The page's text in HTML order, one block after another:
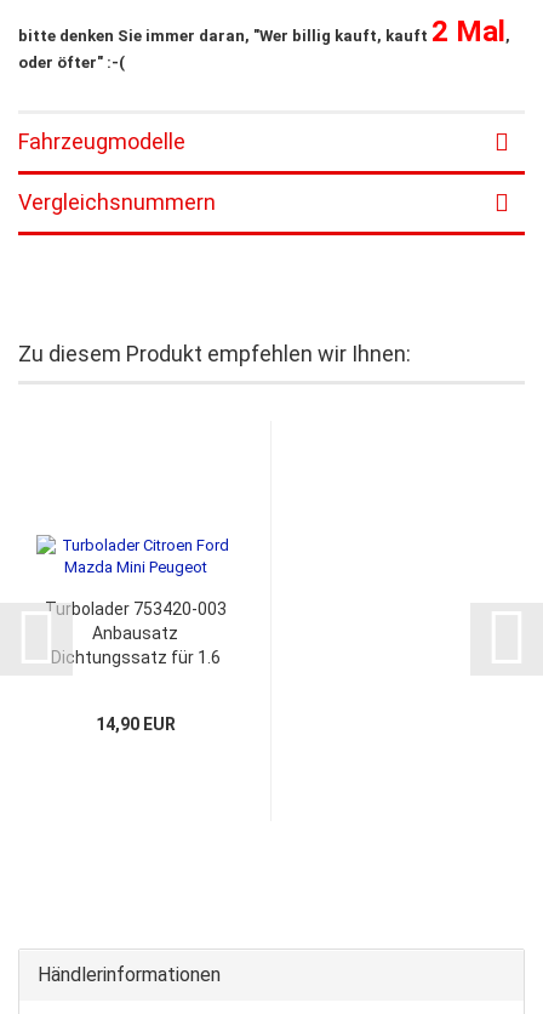
bitte denken Sie immer daran, "Wer billig kauft, kauft 2 Mal,
oder öfter" :-(
Fahrzeugmodelle
Vergleichsnummern
Zu diesem Produkt empfehlen wir Ihnen:
Turbolader 753420-003
Anbausatz
Dichtungssatz für 1.6
14,90 EUR
Händlerinformationen